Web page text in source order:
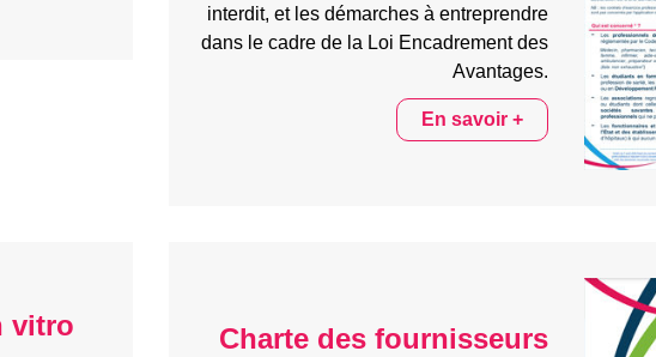
interdit, et les démarches à entreprendre
dans le cadre de la Loi Encadrement des
Avantages.
En savoir +
vitro Charte des fournisseurs